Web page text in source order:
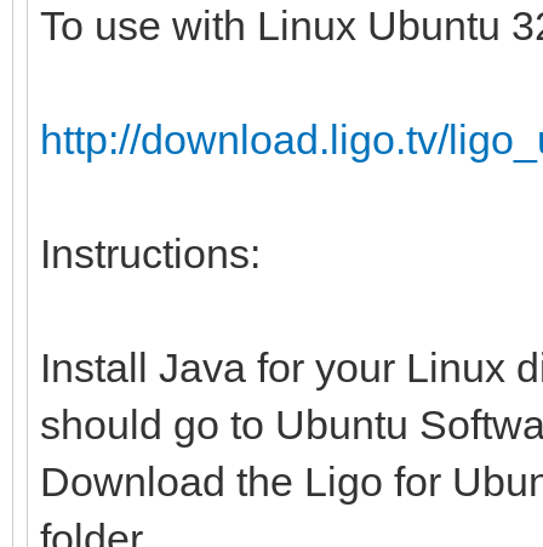
To use with Linux Ubuntu
http://download.ligo.tv/
Instructions:
Install Java for your Linux
should go to Ubuntu
Download the Ligo for